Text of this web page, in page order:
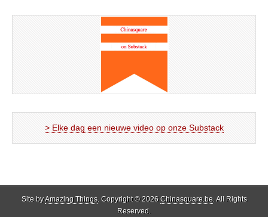
> Elke dag een nieuwe video op onze Substack
Site byAmazing Things. Copyright © 2026 Chinasquare.be. All Rights
Reserved.